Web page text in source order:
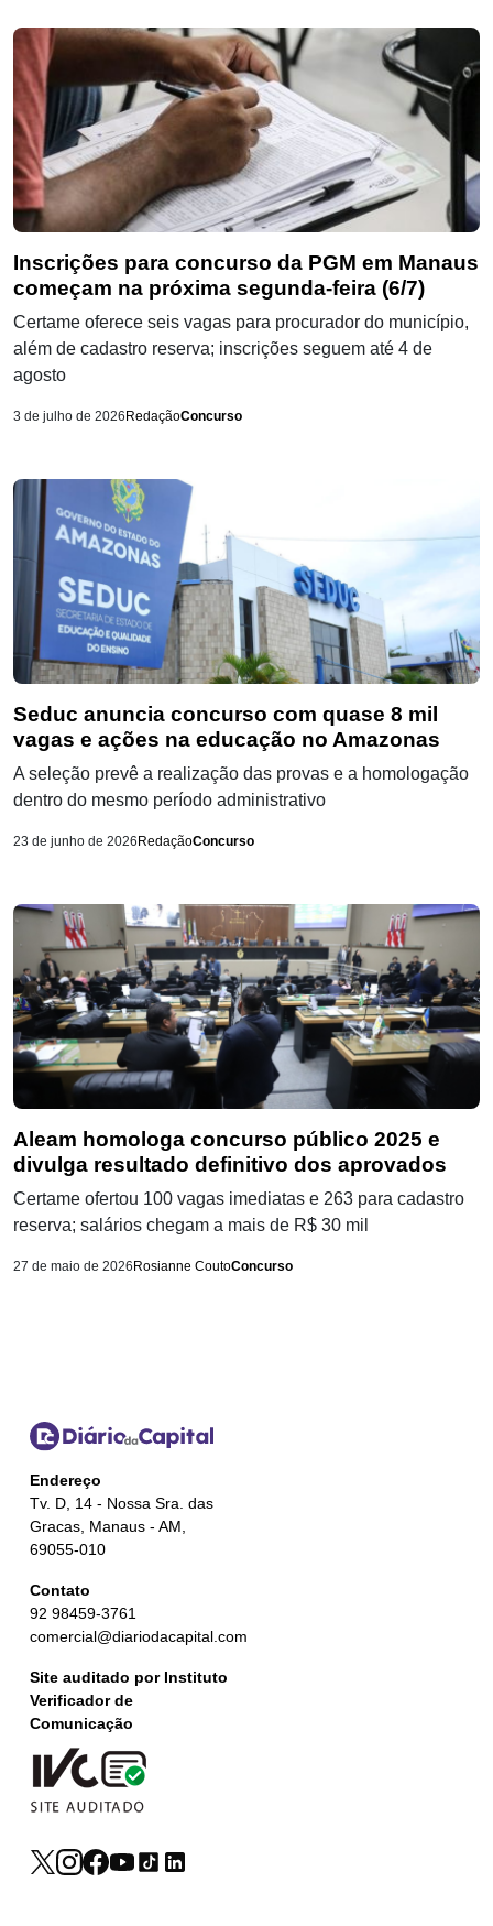
Inscrições para concurso da PGM em Manaus
começam na próxima segunda-feira (6/7)
Certame oferece seis vagas para procurador do município,
além de cadastro reserva; inscrições seguem até 4 de
agosto
3 de julho de 2026 RedaçãoConcurso
Seduc anuncia concurso com quase 8 mil
vagas e ações na educação no Amazonas
A seleção prevê a realização das provas e a homologação
dentro do mesmo período administrativo
23 de junho de 2026 RedaçãoConcurso
Aleam homologa concurso público 2025 e
divulga resultado definitivo dos aprovados
Certame ofertou 100 vagas imediatas e 263 para cadastro
reserva; salários chegam a mais de R$ 30 mil
27 de maio de 2026 Rosianne CoutoConcurso
Endereço
Tv. D, 14 - Nossa Sra. das
Gracas, Manaus - AM,
69055-010
Contato
92 98459-3761
comercial@diariodacapital.com
Site auditado por Instituto
Verificador de
Comunicação